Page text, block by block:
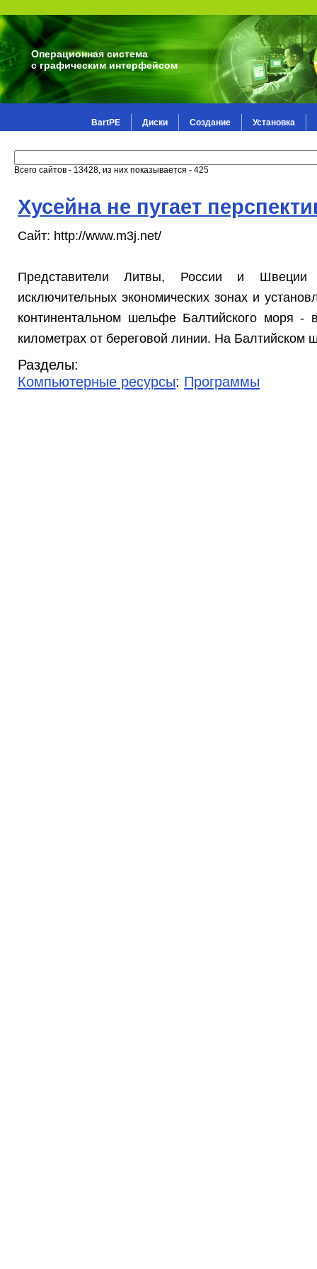
Операционная система
с графическим интерфейсом
BartPE Диски Создание Установка
Всего сайтов - 13428, из них показывается - 425
Хусейна не пугает
Сайт: http://www.m3j.net/
Представители Литвы, России и Швеции
исключительных экономических зонах и
континентальном шельфе Балтийского моря -
километрах от береговой линии. На Балтийском
Разделы:
Компьютерные ресурсы: Программы